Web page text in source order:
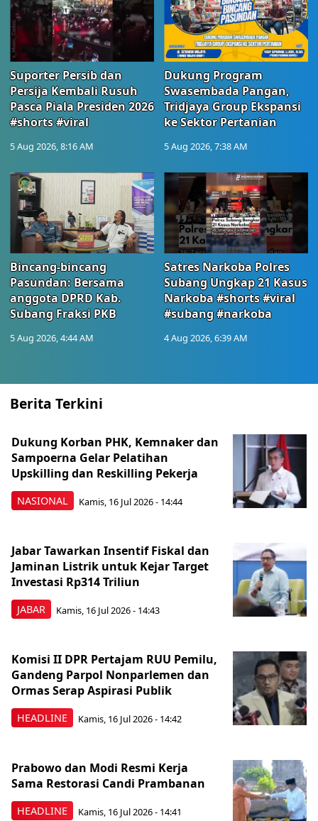
Suporter Persib dan
Persija Kembali Rusuh
Pasca Piala Presiden 2026
#shorts #viral
5 Aug 2026, 8:16 AM
Dukung Program
Swasembada Pangan,
Tridjaya Group Ekspansi
ke Sektor Pertanian
5 Aug 2026, 7:38 AM
Bincang-bincang
Pasundan: Bersama
anggota DPRD Kab.
Subang Fraksi PKB
5 Aug 2026, 4:44 AM
Satres Narkoba Polres
Subang Ungkap 21 Kasus
Narkoba #shorts #viral
#subang #narkoba
4 Aug 2026, 6:39 AM
Berita Terkini
NASIONAL
Dukung Korban PHK, Kemnaker dan
Sampoerna Gelar Pelatihan
Upskilling dan Reskilling Pekerja
Kamis, 16 Jul 2026 - 14:44
JABAR
Jabar Tawarkan Insentif Fiskal dan
Jaminan Listrik untuk Kejar Target
Investasi Rp314 Triliun
Kamis, 16 Jul 2026 - 14:43
HEADLINE
Komisi II DPR Pertajam RUU Pemilu,
Gandeng Parpol Nonparlemen dan
Ormas Serap Aspirasi Publik
Kamis, 16 Jul 2026 - 14:42
HEADLINE
Prabowo dan Modi Resmi Kerja
Sama Restorasi Candi Prambanan
Kamis, 16 Jul 2026 - 14:41